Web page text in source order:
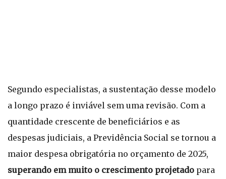
Segundo especialistas, a sustentação desse modelo
a longo prazo é inviável sem uma revisão. Com a
quantidade crescente de beneficiários e as
despesas judiciais, a Previdência Social se tornou a
maior despesa obrigatória no orçamento de 2025,
superando em muito o crescimento projetado para